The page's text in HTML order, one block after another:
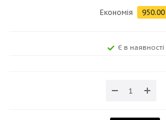
Економія 950.00
Є в наявності